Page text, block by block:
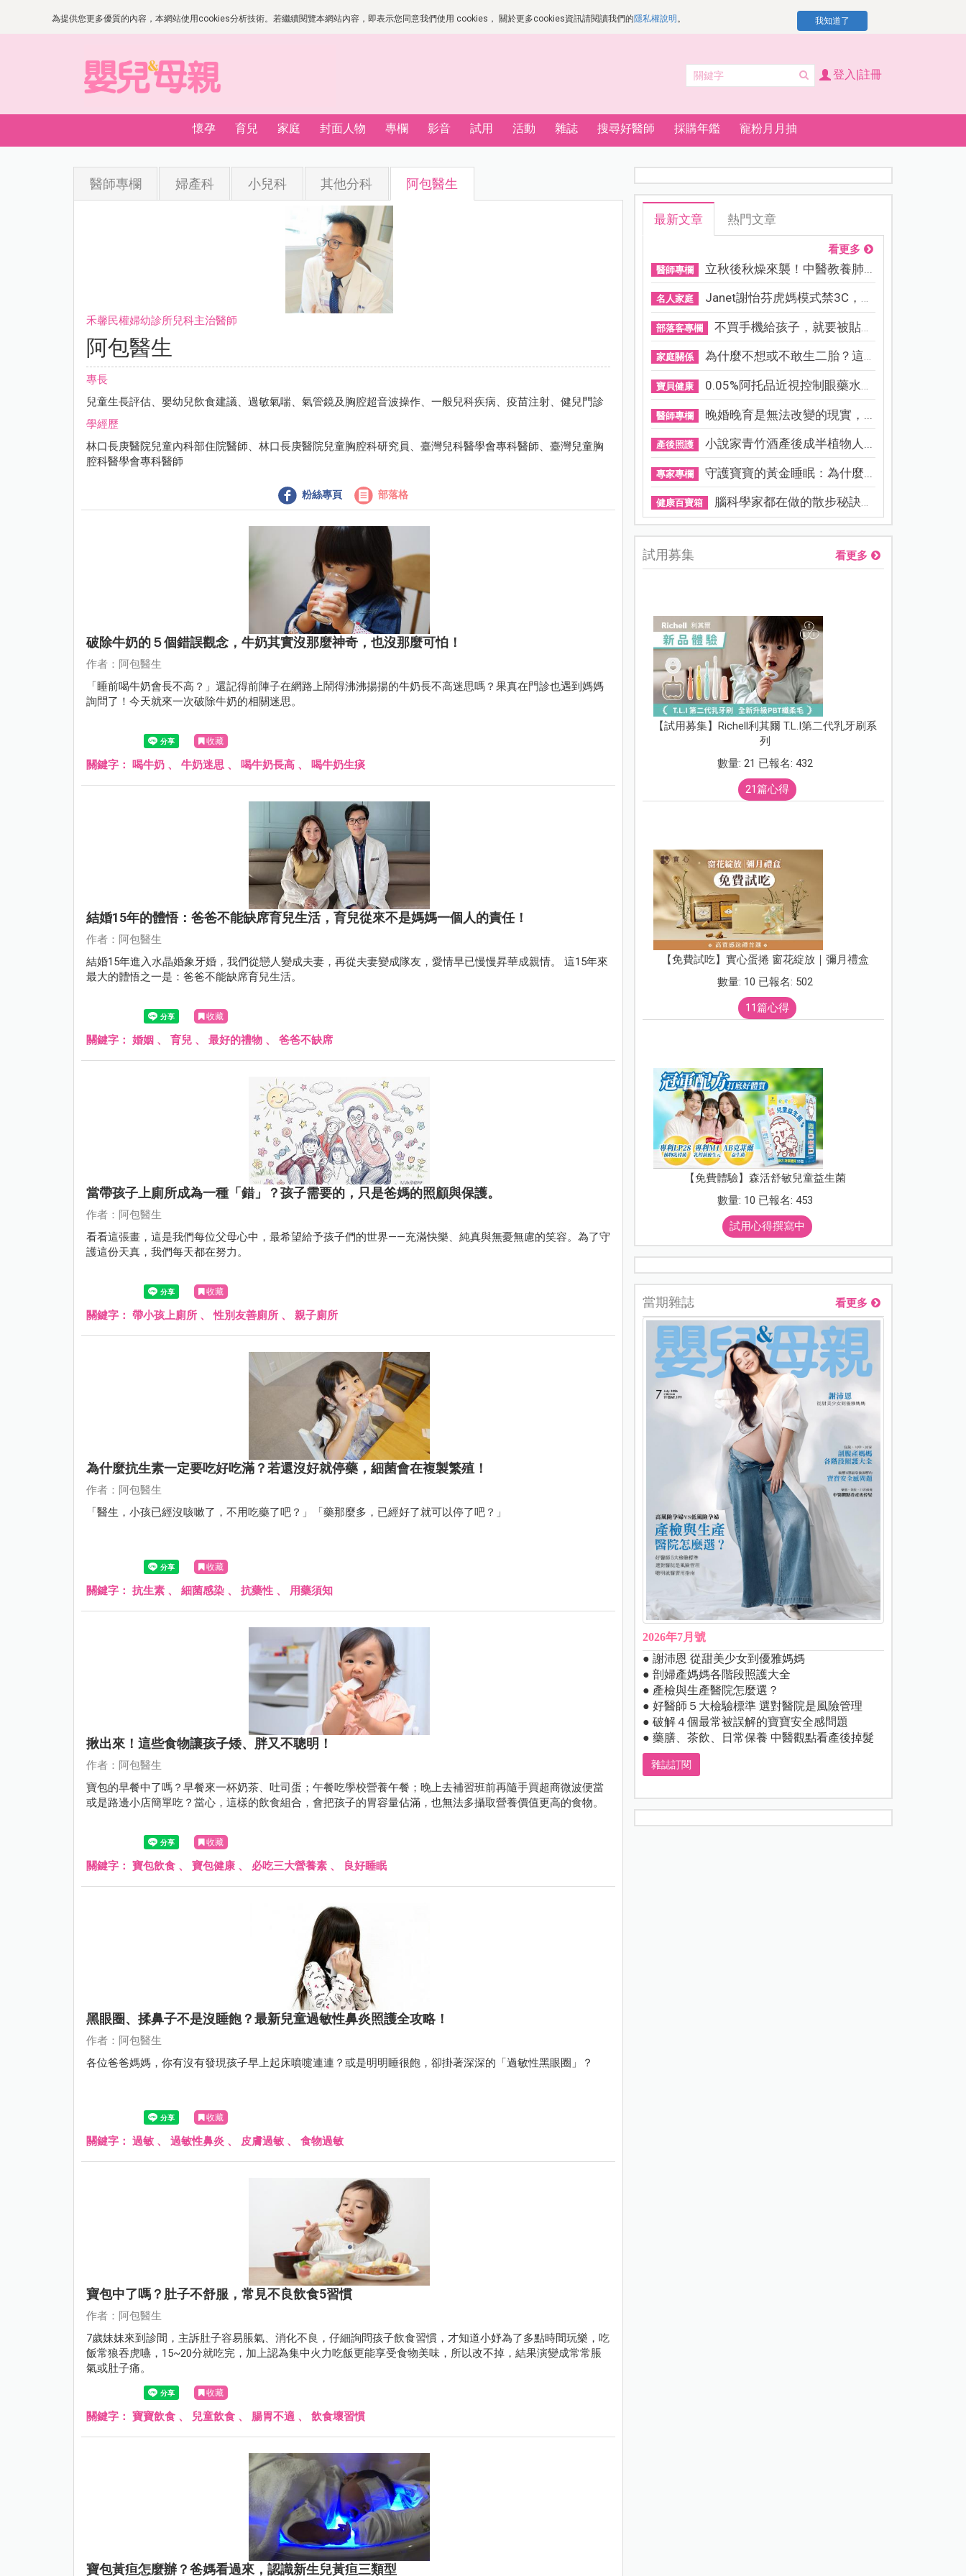
為提供您更多優質的內容，本網站使用cookies分析技術。若繼續閱覽本網站內容，即表示您同意我們使用 cookies， 關於更多cookies資訊請閱讀我們的隱私權說明 。 我知道了
登入|註冊
懷孕 育兒 家庭 封面人物 專欄 影音 試用 活動 雜誌 搜尋好醫師 採購年鑑 寵粉月月抽
醫師專欄 婦產科 小兒科 其他分科 阿包醫生
禾馨民權婦幼診所兒科主治醫師
阿包醫生
專長
兒童生長評估、嬰幼兒飲食建議、過敏氣喘、氣管鏡及胸腔超音波操作、一般兒科疾病、疫苗注射、健兒門診
學經歷
林口長庚醫院兒童內科部住院醫師、林口長庚醫院兒童胸腔科研究員、臺灣兒科醫學會專科醫師、臺灣兒童胸
腔科醫學會專科醫師
粉絲專頁 部落格
破除牛奶的５個錯誤觀念，牛奶其實沒那麼神奇，也沒那麼可怕！
作者：阿包醫生
「睡前喝牛奶會長不高？」還記得前陣子在網路上鬧得沸沸揚揚的牛奶長不高迷思嗎？果真在門診也遇到媽媽
詢問了！今天就來一次破除牛奶的相關迷思。
收藏
關鍵字： 喝牛奶 、 牛奶迷思 、 喝牛奶長高 、 喝牛奶生痰
結婚15年的體悟：爸爸不能缺席育兒生活，育兒從來不是媽媽一個人的責任！
作者：阿包醫生
結婚15年進入水晶婚象牙婚，我們從戀人變成夫妻，再從夫妻變成隊友，愛情早已慢慢昇華成親情。 這15年來
最大的體悟之一是：爸爸不能缺席育兒生活。
收藏
關鍵字： 婚姻 、 育兒 、 最好的禮物 、 爸爸不缺席
當帶孩子上廁所成為一種「錯」？孩子需要的，只是爸媽的照顧與保護。
作者：阿包醫生
看看這張畫，這是我們每位父母心中，最希望給予孩子們的世界——充滿快樂、純真與無憂無慮的笑容。為了守
護這份天真，我們每天都在努力。
收藏
關鍵字： 帶小孩上廁所 、性別友善廁所 、 親子廁所
為什麼抗生素一定要吃好吃滿？若還沒好就停藥，細菌會在複製繁殖！
作者：阿包醫生
「醫生，小孩已經沒咳嗽了，不用吃藥了吧？」「藥那麼多，已經好了就可以停了吧？」
收藏
關鍵字： 抗生素 、 細菌感染 、 抗藥性 、 用藥須知
揪出來！這些食物讓孩子矮、胖又不聰明！
作者：阿包醫生
寶包的早餐中了嗎？早餐來一杯奶茶、吐司蛋；午餐吃學校營養午餐；晚上去補習班前再隨手買超商微波便當
或是路邊小店簡單吃？當心，這樣的飲食組合，會把孩子的胃容量佔滿，也無法多攝取營養價值更高的食物。
收藏
關鍵字： 寶包飲食 、 寶包健康 、 必吃三大營養素 、 良好睡眠
黑眼圈、揉鼻子不是沒睡飽？最新兒童過敏性鼻炎照護全攻略！
作者：阿包醫生
各位爸爸媽媽，你有沒有發現孩子早上起床噴嚏連連？或是明明睡很飽，卻掛著深深的「過敏性黑眼圈」？
收藏
關鍵字： 過敏 、 過敏性鼻炎 、 皮膚過敏 、 食物過敏
寶包中了嗎？肚子不舒服，常見不良飲食5習慣
作者：阿包醫生
7歲妹妹來到診間，主訴肚子容易脹氣、消化不良，仔細詢問孩子飲食習慣，才知道小妤為了多點時間玩樂，吃
飯常狼吞虎嚥，15~20分就吃完，加上認為集中火力吃飯更能享受食物美味，所以改不掉，結果演變成常常脹
氣或肚子痛。
收藏
關鍵字： 寶寶飲食 、 兒童飲食 、 腸胃不適 、 飲食壞習慣
寶包黃疸怎麼辦？爸媽看過來，認識新生兒黃疸三類型
最新文章 熱門文章
看更多
醫師專欄 立秋後秋燥來襲！中醫教養肺...
名人家庭 Janet謝怡芬虎媽模式禁3C，看...
部落客專欄 不買手機給孩子，就要被貼「...
家庭關係 為什麼不想或不敢生二胎？這8...
寶貝健康 0.05%阿托品近視控制眼藥水納...
醫師專欄 晚婚晚育是無法改變的現實，...
產後照護 小說家青竹酒產後成半植物人...
專家專欄 守護寶寶的黃金睡眠：為什麼...
健康百寶箱 腦科學家都在做的散步秘訣！...
試用募集 看更多
【試用募集】Richell利其爾 T.L.I第二代乳牙刷系
列
數量: 21 已報名: 432
21篇心得
【免費試吃】實心蛋捲 窗花綻放｜彌月禮盒
數量: 10 已報名: 502
11篇心得
【免費體驗】森活舒敏兒童益生菌
數量: 10 已報名: 453
試用心得撰寫中
當期雜誌 看更多
2026年7月號
● 謝沛恩 從甜美少女到優雅媽媽
● 剖婦產媽媽各階段照護大全
● 產檢與生產醫院怎麼選？
● 好醫師５大檢驗標準 選對醫院是風險管理
● 破解４個最常被誤解的寶寶安全感問題
● 藥膳、茶飲、日常保養 中醫觀點看產後掉髮
雜誌訂閱